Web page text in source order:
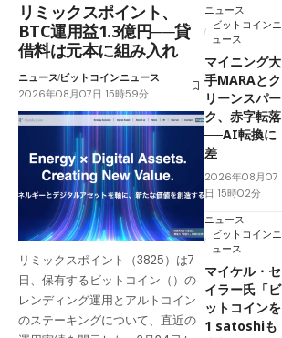
リミックスポイント、
BTC運用益1.3億円──貸
借料は元本に組み入れ
ニュースビットコインニュース
2026年08月07日 15時59分
リミックスポイント（3825）は7
日、保有するビットコイン（）の
レンディング運用とアルトコイン
のステーキングについて、直近の
ニュース
ビットコインニ
ュース
マイニング大
手MARAとク
リーンスパー
ク、赤字転落
──AI転換に
差
2026年08月07
日 15時02分
ニュース
ビットコインニ
ュース
マイケル・セ
イラー氏「ビ
ットコインを
1 satoshiも